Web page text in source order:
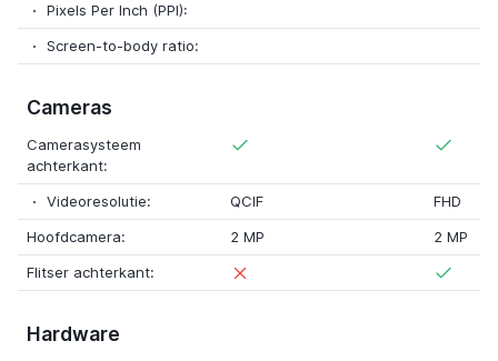
Pixels Per Inch (PPI):
Screen-to-body ratio:
Cameras
Camerasysteem
achterkant:
Videoresolutie:
QCIF
FHD
Hoofdcamera:
2 MP
2 MP
Flitser achterkant:
Hardware